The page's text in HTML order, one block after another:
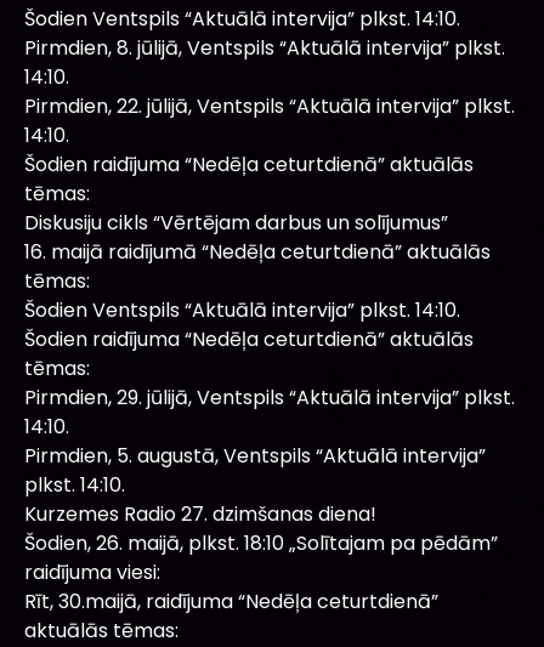
Šodien Ventspils “Aktuālā intervija” plkst. 14:10.
Pirmdien, 8. jūlijā, Ventspils “Aktuālā intervija” plkst.
14:10.
Pirmdien, 22. jūlijā, Ventspils “Aktuālā intervija” plkst.
14:10.
Šodien raidījuma “Nedēļa ceturtdienā” aktuālās
tēmas:
Diskusiju cikls “Vērtējam darbus un solījumus”
16. maijā raidījumā “Nedēļa ceturtdienā” aktuālās
tēmas:
Šodien Ventspils “Aktuālā intervija” plkst. 14:10.
Šodien raidījuma “Nedēļa ceturtdienā” aktuālās
tēmas:
Pirmdien, 29. jūlijā, Ventspils “Aktuālā intervija” plkst.
14:10.
Pirmdien, 5. augustā, Ventspils “Aktuālā intervija”
plkst. 14:10.
Kurzemes Radio 27. dzimšanas diena!
Šodien, 26. maijā, plkst. 18:10 „Solītajam pa pēdām”
raidījuma viesi:
Rīt, 30.maijā, raidījuma “Nedēļa ceturtdienā”
aktuālās tēmas: